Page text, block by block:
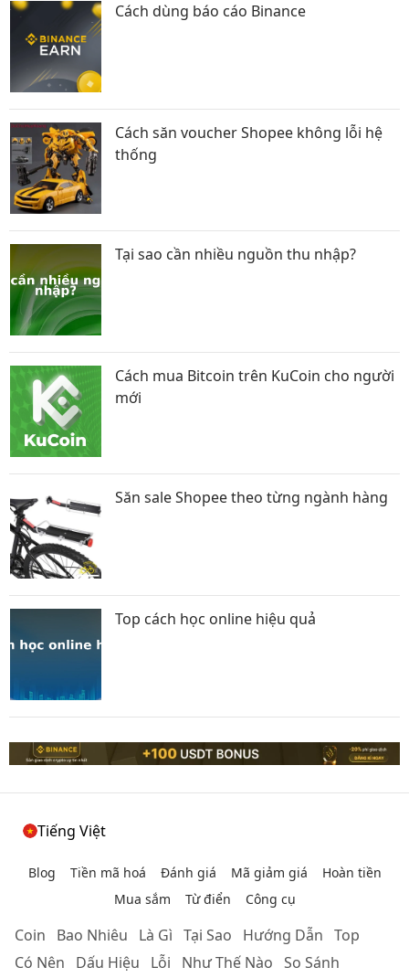
Cách dùng báo cáo Binance
Cách săn voucher Shopee không lỗi hệ
thống
Tại sao cần nhiều nguồn thu nhập?
Cách mua Bitcoin trên KuCoin cho người
mới
Săn sale Shopee theo từng ngành hàng
Top cách học online hiệu quả
Tiếng Việt
Blog Tiền mã hoá Đánh giá Mã giảm giá
Hoàn tiền
Mua sắm
Từ điển Công cụ
Coin Bao Nhiêu Là Gì Tại Sao Hướng Dẫn Top
Có Nên
Dấu Hiệu Lỗi Như Thế Nào So Sánh